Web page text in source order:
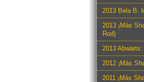
2013 Bela B:
2013 ¡Más
Rod)
2013 Abwärts:
2012 ¡Más
2011 ¡Más